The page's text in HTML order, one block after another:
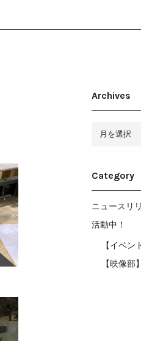
Archives
Category
ニュースリ
活動中！
【イベン
【映像部】